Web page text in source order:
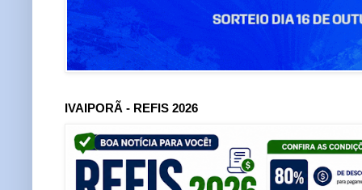
IVAIPORÃ - REFIS 2026